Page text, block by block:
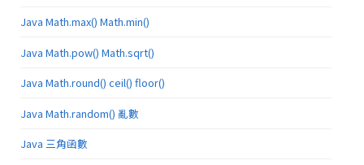
Java Math.max() Math.min()
Java Math.pow() Math.sqrt()
Java Math.round() ceil() floor()
Java Math.random() 亂數
Java 三角函數